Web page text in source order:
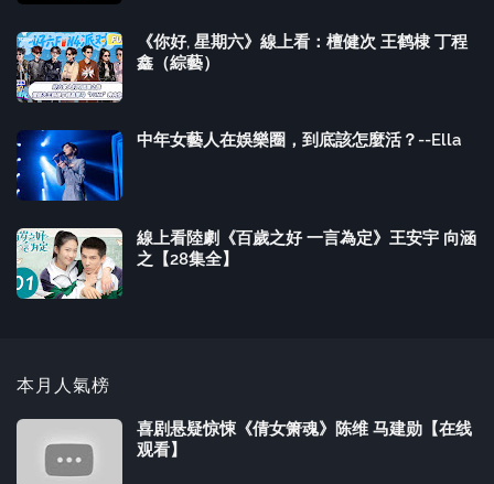
《你好, 星期六》線上看：檀健次 王鹤棣 丁程
鑫（綜藝）
中年女藝人在娛樂圈，到底該怎麼活？--Ella
線上看陸劇《百歲之好 一言為定》王安宇 向涵
之【28集全】
本月人氣榜
喜剧悬疑惊悚《倩女箫魂》陈维 马建勋【在线
观看】